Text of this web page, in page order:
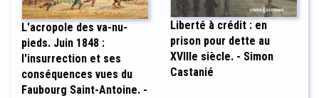
L'acropole des va-nu-
pieds. Juin 1848 :
l'insurrection et ses
conséquences vues du
Faubourg Saint-Antoine. -
Liberté à crédit : en
prison pour dette au
XVIIIe siècle. - Simon
Castanié